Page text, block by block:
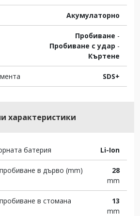
Акумулаторно
Пробиване -
Пробиване с удар -
Къртене
SDS+
характеристики
батерия Li-Ion
в дърво (mm)
28
mm
в стомана
13
mm